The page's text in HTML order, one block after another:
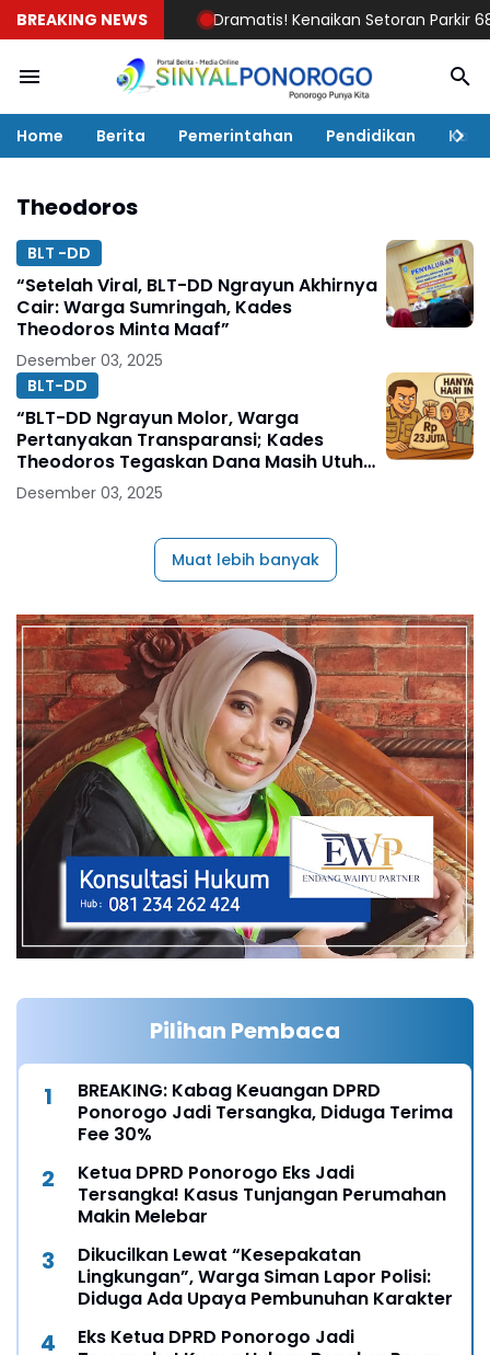
BREAKING NEWS Dramatis! Kenaikan Setoran Parkir 68
Home Berita Pemerintahan Pendidikan
Theodoros
BLT -DD
“Setelah Viral, BLT-DD Ngrayun Akhirnya
Cair: Warga Sumringah, Kades
Theodoros Minta Maaf”
Desember 03, 2025
BLT-DD
“BLT-DD Ngrayun Molor, Warga
Pertanyakan Transparansi; Kades
Theodoros Tegaskan Dana Masih Utuh
dan Siap Dicairkan”
Desember 03, 2025
Muat lebih banyak
Pilihan Pembaca
BREAKING: Kabag Keuangan DPRD
Ponorogo Jadi Tersangka, Diduga Terima
Fee 30%
Ketua DPRD Ponorogo Eks Jadi
Tersangka! Kasus Tunjangan Perumahan
Makin Melebar
Dikucilkan Lewat “Kesepakatan
Lingkungan”, Warga Siman Lapor Polisi:
Diduga Ada Upaya Pembunuhan Karakter
Eks Ketua DPRD Ponorogo Jadi